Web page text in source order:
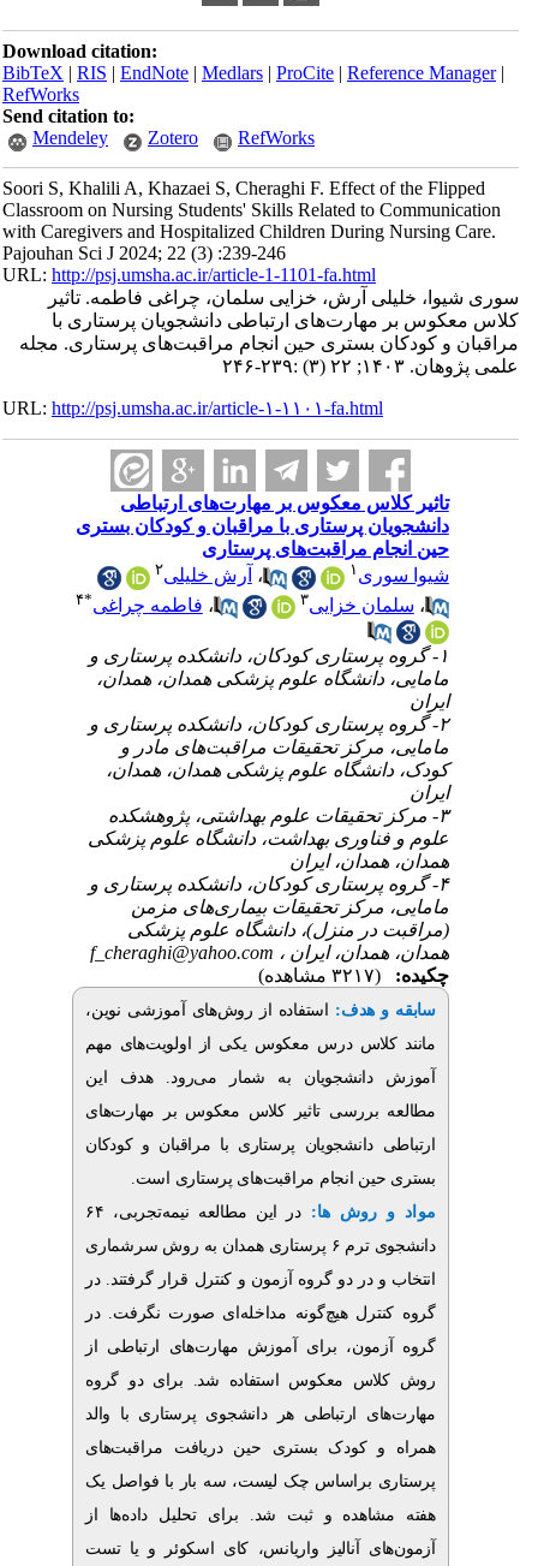
BibTeX|RIS| EndNote |Medlars|ProCite|
Mendeley
Zotero
Soori S, Khalili A, Khazaei S, Cheraghi F. Effect
Classroom on Nursing Students' Skills Related to
with Caregivers and Hospitalized Children
Pajouhan Sci J 2024; 22 (3) :239-246
URL:http://psj.umsha.ac.ir/article-1-1101-fa.html
آرش، خزایی سلمان، چراغی فاطمه. تاثیر
ارتباطی دانشجویان پرستاری با
بستری حین انجام مراقبت‌های پرستاری. مجله
URL:http://psj.umsha.ac.ir/article-۱-۱۱۰۱-fa.html
معکوس بر مهارت‌های ارتباطی
پرستاری با مراقبان و کودکان بستری
مراقبت‌های پرستاری
،آرش خلیلی ۲
، فاطمه چراغی* ۴
پرستاری کودکان، دانشکده پرستاری و
دانشگاه علوم پزشکی همدان، همدان،
پرستاری کودکان، دانشکده پرستاری و
مرکز تحقیقات مراقبت‌های‌ مادر و
علوم پزشکی همدان، همدان،
تحقیقات علوم بهداشتی، پژوهشکده
بهداشت، دانشگاه علوم پزشکی
ایران
پرستاری کودکان، دانشکده پرستاری و
مرکز تحقیقات بیماری‌های مزمن
منزل)، دانشگاه علوم پزشکی
ایران ،f_cheraghi@yahoo.com
استفاده از روش‌های آموزشی نوین،
درس معکوس یکی از اولویت‌های مهم
به شمار می‌رود. هدف این
بررسی تاثیر کلاس معکوس بر مهارت‌های
دانشجویان پرستاری با مراقبان و کودکان
انجام مراقبت‌های پرستاری است.
در این مطالعه نیمه‌تجربی، ۶۴
دانشجوی ترم ۶ پرستاری همدان به روش سرشماری
در دو گروه آزمون و کنترل قرار گرفتند. در
هیچ‌گونه مداخله‌ای صورت نگرفت. در
برای آموزش مهارت‌های ارتباطی از
معکوس استفاده شد. برای دو گروه
ارتباطی هر دانشجوی پرستاری با والد
کودک بستری حین دریافت مراقبت‌های
براساس چک لیست، سه بار با فواصل یک
و ثبت شد. برای تحلیل داده‌ها از
آنالیز واریانس، کای اسکوئر و یا تست